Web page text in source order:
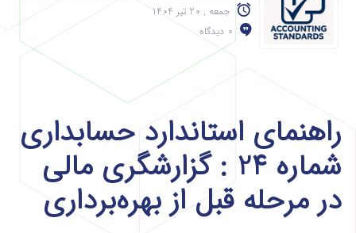
جمعه , 20 تیر 1404
0 دیدگاه
راهنمای استاندارد حسابداری
شماره 24 : گزارشگری مالی
در مرحله قبل از بهره‌برداری